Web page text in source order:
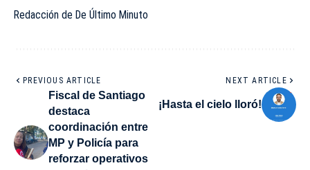
Redacción de De Último Minuto
PREVIOUS ARTICLE
Fiscal de Santiago
destaca
coordinación entre
MP y Policía para
reforzar operativos
NEXT ARTICLE
¡Hasta el cielo lloró!